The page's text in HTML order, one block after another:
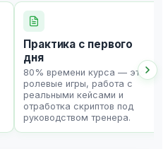
Практика с первого
дня
80% времени курса — это
ролевые игры, работа с
реальными кейсами и
отработка скриптов под
руководством тренера.